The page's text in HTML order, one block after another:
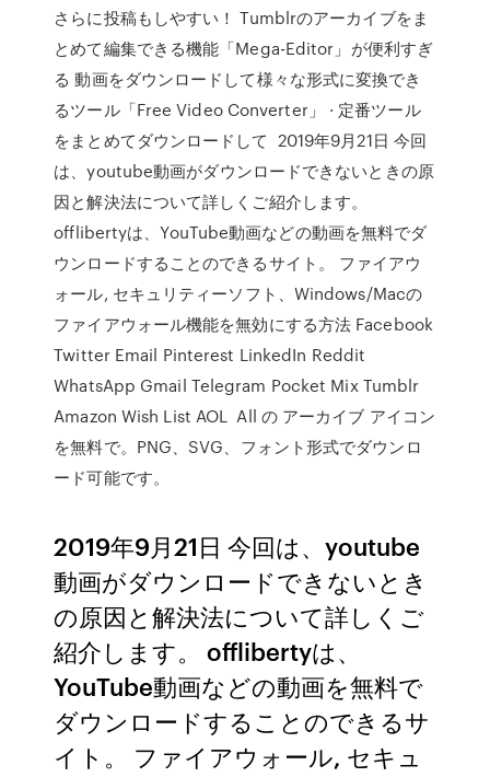
さらに投稿もしやすい！ Tumblrのアーカイブをま
とめて編集できる機能「Mega-Editor」が便利すぎ
る 動画をダウンロードして様々な形式に変換でき
るツール「Free Video Converter」 · 定番ツール
をまとめてダウンロードして 2019年9月21日 今回
は、youtube動画がダウンロードできないときの原
因と解決法について詳しくご紹介します。
offlibertyは、YouTube動画などの動画を無料でダ
ウンロードすることのできるサイト。 ファイアウ
ォール, セキュリティーソフト、Windows/Macの
ファイアウォール機能を無効にする方法 Facebook
Twitter Email Pinterest LinkedIn Reddit
WhatsApp Gmail Telegram Pocket Mix Tumblr
Amazon Wish List AOL All の アーカイブ アイコン
を無料で。PNG、SVG、フォント形式でダウンロ
ード可能です。
2019年9月21日 今回は、youtube
動画がダウンロードできないとき
の原因と解決法について詳しくご
紹介します。 offlibertyは、
YouTube動画などの動画を無料で
ダウンロードすることのできるサ
イト。 ファイアウォール, セキュ